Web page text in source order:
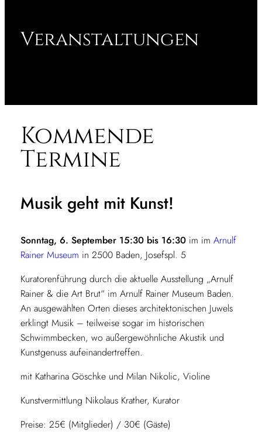
Veranstaltungen
Kommende
Termine
Musik geht mit Kunst!
Sonntag, 6. September 15:30 bis 16:30 im im Arnulf
Rainer Museum in 2500 Baden, Josefspl. 5
Kuratorenführung durch die aktuelle Ausstellung „Arnulf
Rainer & die Art Brut“ im Arnulf Rainer Museum Baden.
An ausgewählten Orten dieses architektonischen Juwels
erklingt Musik – teilweise sogar im historischen
Schwimmbecken, wo außergewöhnliche Akustik und
Kunstgenuss aufeinandertreffen.
mit Katharina Göschke und Milan Nikolic, Violine
Kunstvermittlung Nikolaus Krather, Kurator
Preise: 25€ (Mitglieder) / 30€ (Gäste)